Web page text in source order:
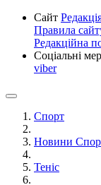
Сайт
Правила
Редакційна
Соціальні
viber
Спорт
Новини
Теніс